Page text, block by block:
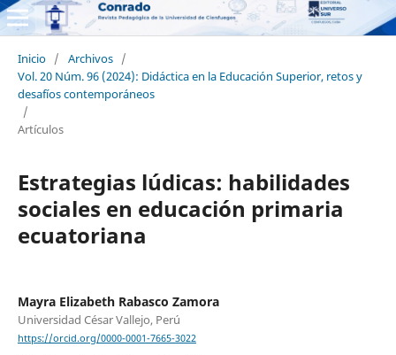
Inicio / Archivos /
Vol. 20 Núm. 96 (2024): Didáctica en la Educación Superior, retos y
desafíos contemporáneos
/
Artículos
Estrategias lúdicas: habilidades
sociales en educación primaria
ecuatoriana
Mayra Elizabeth Rabasco Zamora
Universidad César Vallejo, Perú
https://orcid.org/0000-0001-7665-3022